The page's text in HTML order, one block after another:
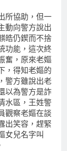
所協助，但一
動向警方說出
皓仍鍥而不捨
功能，這次終
奮，原來老嫗
，得知老嫗的
警方雖說出老
以為警方是詐
水區，王姓警
觀察老嫗在談
出笑容，趕緊
女兒名字叫